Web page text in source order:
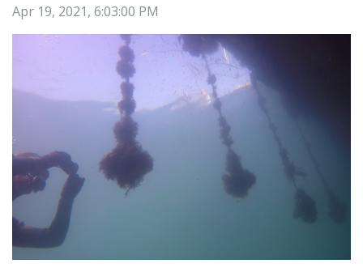
Apr 19, 2021, 6:03:00 PM